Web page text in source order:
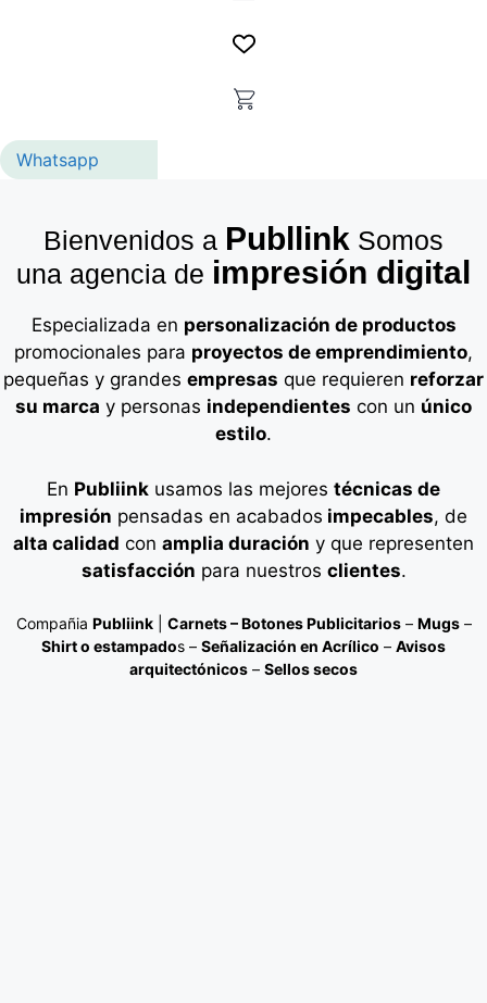
Whatsapp
Bienvenidos a Publlink Somos
una agencia de impresión digital
Especializada en personalización de productos
promocionales para proyectos de emprendimiento,
pequeñas y grandes empresas que requieren reforzar
su marca y personas independientes con un único
estilo.
En Publiink usamos las mejores técnicas de
impresión pensadas en acabados impecables, de
alta calidad con amplia duración y que representen
satisfacción para nuestros clientes.
Compañia Publiink| Carnets – Botones Publicitarios– Mugs–
Shirt o estampados – Señalización en Acrílico – Avisos
arquitectónicos – Sellos secos